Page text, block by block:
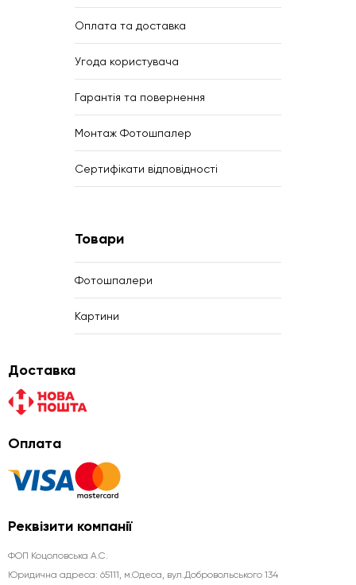
Оплата та доставка
Угода користувача
Гарантія та повернення
Монтаж Фотошпалер
Сертифікати відповідності
Товари
Фотошпалери
Картини
Доставка
Оплата
Реквізити компанії
ФОП Коцоловська А.С.
Юридична aдреса: 65111, м.Одеса, вул.Добровольського 134